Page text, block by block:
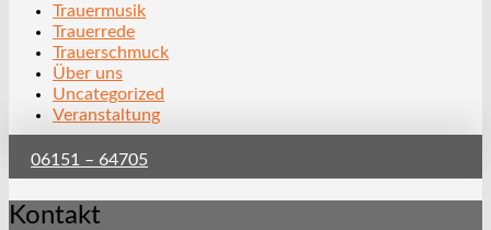
Trauermusik
Trauerrede
Trauerschmuck
Über uns
Uncategorized
Veranstaltung
06151 – 64705
Kontakt